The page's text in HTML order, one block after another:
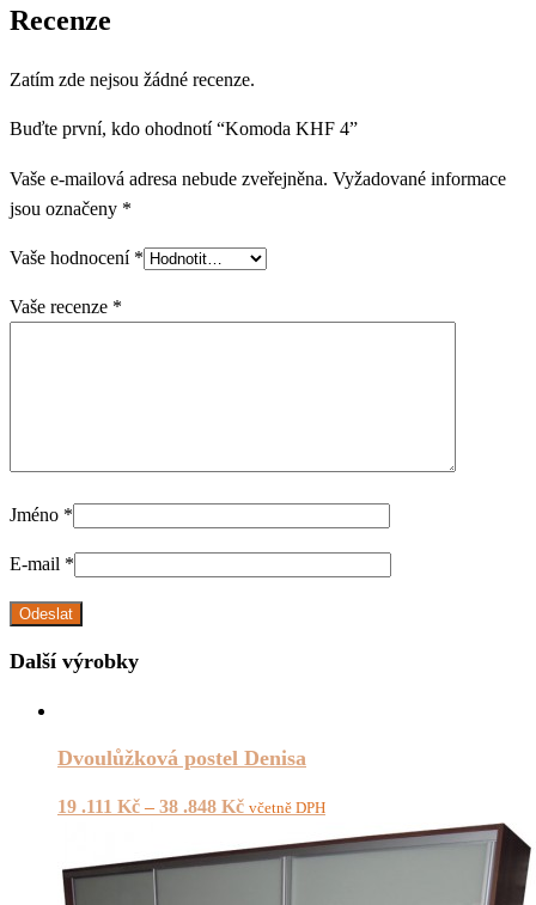
Recenze
Zatím zde nejsou žádné recenze.
Buďte první, kdo ohodnotí “Komoda KHF 4”
Vaše e-mailová adresa nebude zveřejněna. Vyžadované informace
jsou označeny *
Vaše hodnocení *
Vaše recenze *
Jméno *
E-mail *
Další výrobky
Dvoulůžková postel Denisa
19 .111 Kč – 38 .848 Kč včetně DPH